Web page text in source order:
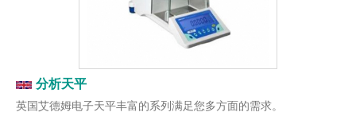
分析天平
英国艾德姆电子天平丰富的系列满足您多方面的需求。